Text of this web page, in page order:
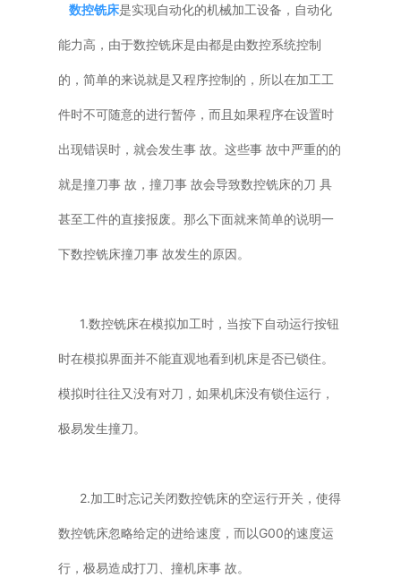
其他机床
数控铣床是实现自动化的机械加工设备，自动化
能力高，由于数控铣床是由都是由数控系统控制
的，简单的来说就是又程序控制的，所以在加工工
件时不可随意的进行暂停，而且如果程序在设置时
出现错误时，就会发生事 故。这些事 故中严重的的
就是撞刀事 故，撞刀事 故会导致数控铣床的刀 具
甚至工件的直接报废。那么下面就来简单的说明一
下数控铣床撞刀事 故发生的原因。
1.数控铣床在模拟加工时，当按下自动运行按钮
时在模拟界面并不能直观地看到机床是否已锁住。
模拟时往往又没有对刀，如果机床没有锁住运行，
极易发生撞刀。
2.加工时忘记关闭数控铣床的空运行开关，使得
数控铣床忽略给定的进给速度，而以G00的速度运
行，极易造成打刀、撞机床事 故。